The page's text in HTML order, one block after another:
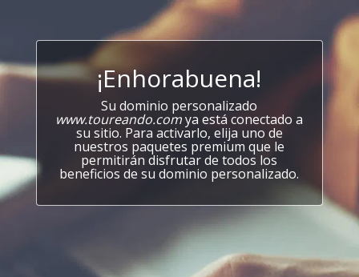
¡Enhorabuena!
Su dominio personalizado
www.toureando.comya está conectado a
su sitio. Para activarlo, elija uno de
nuestros paquetes premium que le
permitirán disfrutar de todos los
beneficios de su dominio personalizado.